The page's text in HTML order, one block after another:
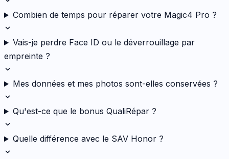
Combien de temps pour réparer votre Magic4 Pro ?
Vais-je perdre Face ID ou le déverrouillage par
empreinte ?
Mes données et mes photos sont-elles conservées ?
Qu'est-ce que le bonus QualiRépar ?
Quelle différence avec le SAV Honor ?